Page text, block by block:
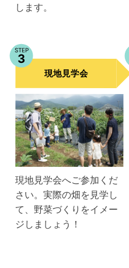
します。
STEP
3
現地見学会
現地見学会へご参加くだ
さい。実際の畑を見学し
て、野菜づくりをイメー
ジしましょう！